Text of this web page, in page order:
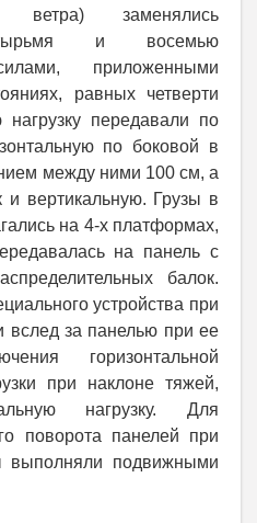
ветра) заменялись
и восемью
приложенными
равных четверти
нагрузку передавали по
по боковой в
между ними 100 см, а
вертикальную. Грузы в
на 4-х платформах,
на панель с
балок.
устройства при
за панелью при ее
горизонтальной
при наклоне тяжей,
нагрузку. Для
поворота панелей при
выполняли подвижными